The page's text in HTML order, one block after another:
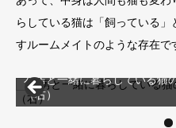
らしている猫は「飼っている
すルームメイトのような存在で
花房と一緒に暮らしている猫
（右）